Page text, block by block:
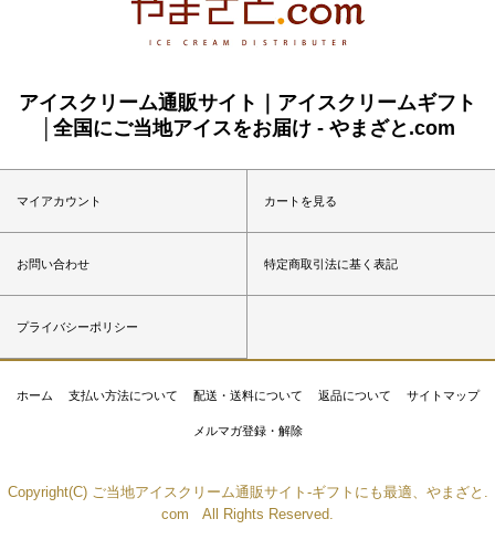
アイスクリーム通販サイト｜アイスクリームギフト
│全国にご当地アイスをお届け - やまざと.com
マイアカウント カートを見る
お問い合わせ 特定商取引法に基く表記
プライバシーポリシー
ホーム 支払い方法について 配送・送料について 返品について サイトマップ
メルマガ登録・解除
Copyright(C) ご当地アイスクリーム通販サイト-ギフトにも最適、やまざと.
com All Rights Reserved.